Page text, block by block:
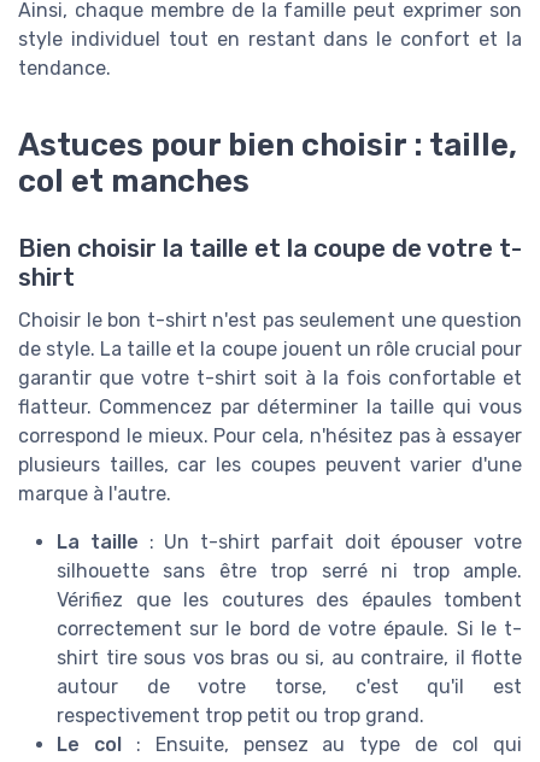
Ainsi, chaque membre de la famille peut exprimer son
style individuel tout en restant dans le confort et la
tendance.
Astuces pour bien choisir : taille,
col et manches
Bien choisir la taille et la coupe de votre t-
shirt
Choisir le bon t-shirt n'est pas seulement une question
de style. La taille et la coupe jouent un rôle crucial pour
garantir que votre t-shirt soit à la fois confortable et
flatteur. Commencez par déterminer la taille qui vous
correspond le mieux. Pour cela, n'hésitez pas à essayer
plusieurs tailles, car les coupes peuvent varier d'une
marque à l'autre.
La taille : Un t-shirt parfait doit épouser votre
silhouette sans être trop serré ni trop ample.
Vérifiez que les coutures des épaules tombent
correctement sur le bord de votre épaule. Si le t-
shirt tire sous vos bras ou si, au contraire, il flotte
autour de votre torse, c'est qu'il est
respectivement trop petit ou trop grand.
Le col: Ensuite, pensez au type de col qui